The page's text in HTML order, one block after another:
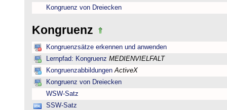
Kongruenz von Dreiecken
Kongruenz
Kongruenzsätze erkennen und anwenden
Lernpfad: Kongruenz MEDIENVIELFALT
Kongruenzabbildungen ActiveX
Kongruenz von Dreiecken
WSW-Satz
SSW-Satz